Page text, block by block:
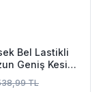
Bel Lastikli
Geniş Kesim
TL